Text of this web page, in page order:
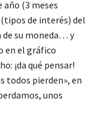
año (3 meses
de interés) del
su moneda… y
en el gráfico
¡da qué pensar!
todos pierden», en
unos